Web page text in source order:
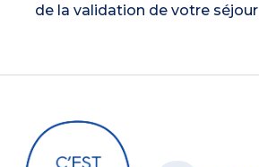
de la validation de votre